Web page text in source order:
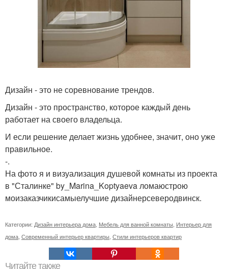
Дизайн - это не соревнование трендов.
Дизайн - это пространство, которое каждый день
работает на своего владельца.
И если решение делает жизнь удобнее, значит, оно уже
правильное.
-.
На фото я и визуализация душевой комнаты из проекта
в "Сталинке" by_Marina_Koptyaeva ломаюстрою
моизаказчикисамыелучшие дизайнерсеверодвинск.
Категории: Дизайн интерьера дома Мебель для ванной комнаты Интерьер для
дома Современный интерьер квартиры Стили интерьеров квартир
Читайте также